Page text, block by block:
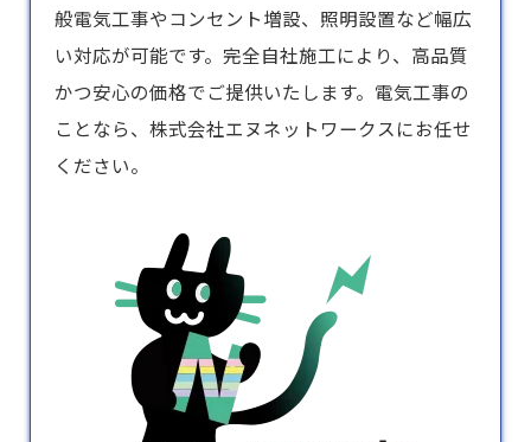
般電気工事やコンセント増設、照明設置など幅広
い対応が可能です。完全自社施工により、高品質
かつ安心の価格でご提供いたします。電気工事の
ことなら、株式会社エヌネットワークスにお任せ
ください。